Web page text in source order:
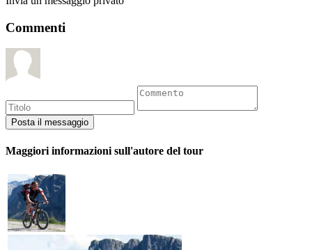
Commenti
Maggiori informazioni sull'autore del tour